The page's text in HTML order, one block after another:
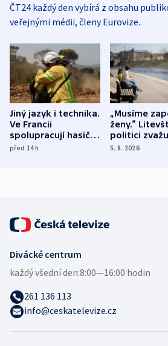
ČT24 každý den vybírá z obsahu
veřejnými médii, členy Eurovize.
Jiný jazyk i technika.
Ve Francii
spolupracují hasiči z
různých zemí
před 14h
„Musíme
ženy.“
politici
dohodu o
5. 8. 2026
Divácké centrum
každý všední den:8:00—16:00 hodin
261 136 113
info@ceskatelevize.cz